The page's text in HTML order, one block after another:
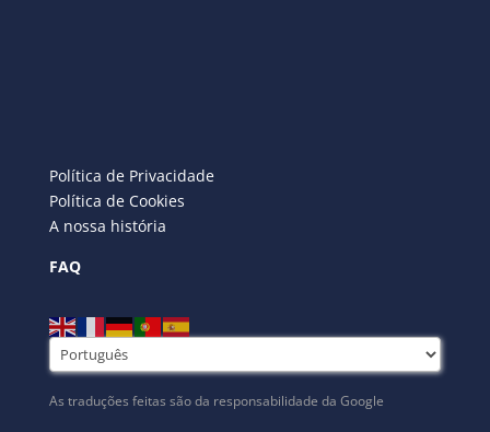
Política de Privacidade
Política de Cookies
A nossa história
FAQ
As traduções feitas são da responsabilidade da Google